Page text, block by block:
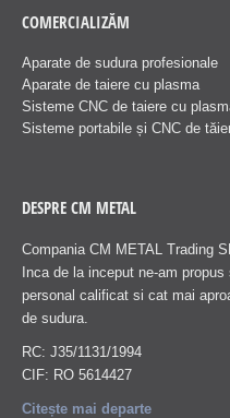
COMERCIALIZĂM
Aparate de sudura profesionale
Aparate de taiere cu plasma
Sisteme CNC de taiere cu
Sisteme portabile și CNC de
DESPRE CM METAL
Compania CM METAL Trading
Inca de la inceput ne-am
personal calificat si cat mai
de sudura.
RC: J35/1131/1994
CIF: RO 5614427
Citește mai departe